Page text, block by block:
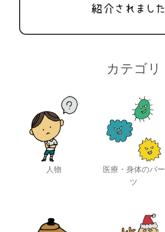
カテゴリ
人物
医療・身体のパー
ツ